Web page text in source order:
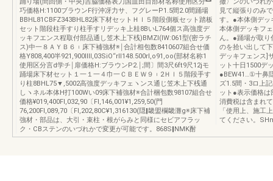
巧価格H:1100ブラウンF行沖冴力サ、フグレーP1.5間2.0間踊場
BBHL81CBFZ343BHL82床下材セットＨｌ５階段側板セット踏板
セット階段柱手すり柱手すリデッキ上桂8BいL764個ス高強度デ
ッキフエンス程取付部品通し笠木上下桟)BMZl(IW:061型(密ラチ
ス)中一８ＡＹＢ６︲床下補強材※￨合計相包数8410607組合せ価
格Y808,400半921,900Ⅲl,03SiO“rll148.500rl,o91,oo(部材名称1
使用区分言d学チ￨扉価格H:ブラウンP2.￨;間〕間3尺6ft9尺12jモ
踊場床下材セット１一１一４巾一ＣＢＥＷ９︲2Ｈｌ５階段手す
り柱8BHL75▼,5002高強度デッキフェヽンス通じ笠木上下桟通
しヽネル本体H打100Wい09床下補強材※合計梱包数98107組合せ
価格¥019,400Fl,032,90〔Fl,146,001¥1,259,50(門
76,200Fl,089,70〔Fl,202,80C¥1,316130(隠‖畿盟欄畿灘g※床下補
強材・部品は、大引・束柱・根がらみと同様にセビアフラッ
ク・CBステンのいづれかで変更が可能です。868S‖NMK酎
見て縦張りのみ
す。●本体側デッ
本体側デッキフ
ん。●踊場が取り
のを拾い出して
デッキフェンス]
ット十日1500デ
●BEW41…①十鼻
ズ1.5間・3ロ上
ット●表示価格
消費税は含まれ
「使用上、施工
てください。